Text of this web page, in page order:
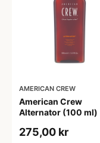
AMERICAN CREW
American Crew
Alternator (100 ml)
275,00 kr